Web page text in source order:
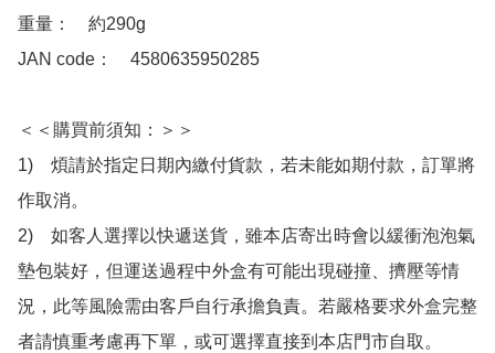
重量：　約290g
JAN code：　4580635950285
＜＜購買前須知：＞＞
1)　煩請於指定日期內繳付貨款，若未能如期付款，訂單將
作取消。
2)　如客人選擇以快遞送貨，雖本店寄出時會以緩衝泡泡氣
墊包裝好，但運送過程中外盒有可能出現碰撞、擠壓等情
況，此等風險需由客戶自行承擔負責。若嚴格要求外盒完整
者請慎重考慮再下單，或可選擇直接到本店門市自取。